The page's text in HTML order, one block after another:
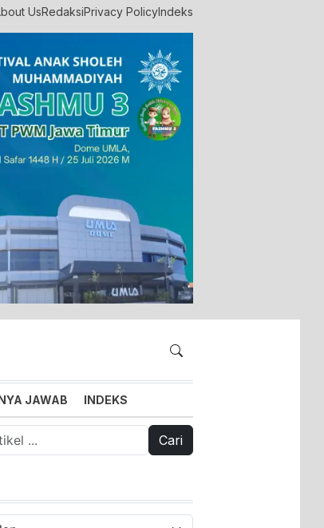
UsRedaksiPrivacy PolicyIndeks
JAWAB INDEKS